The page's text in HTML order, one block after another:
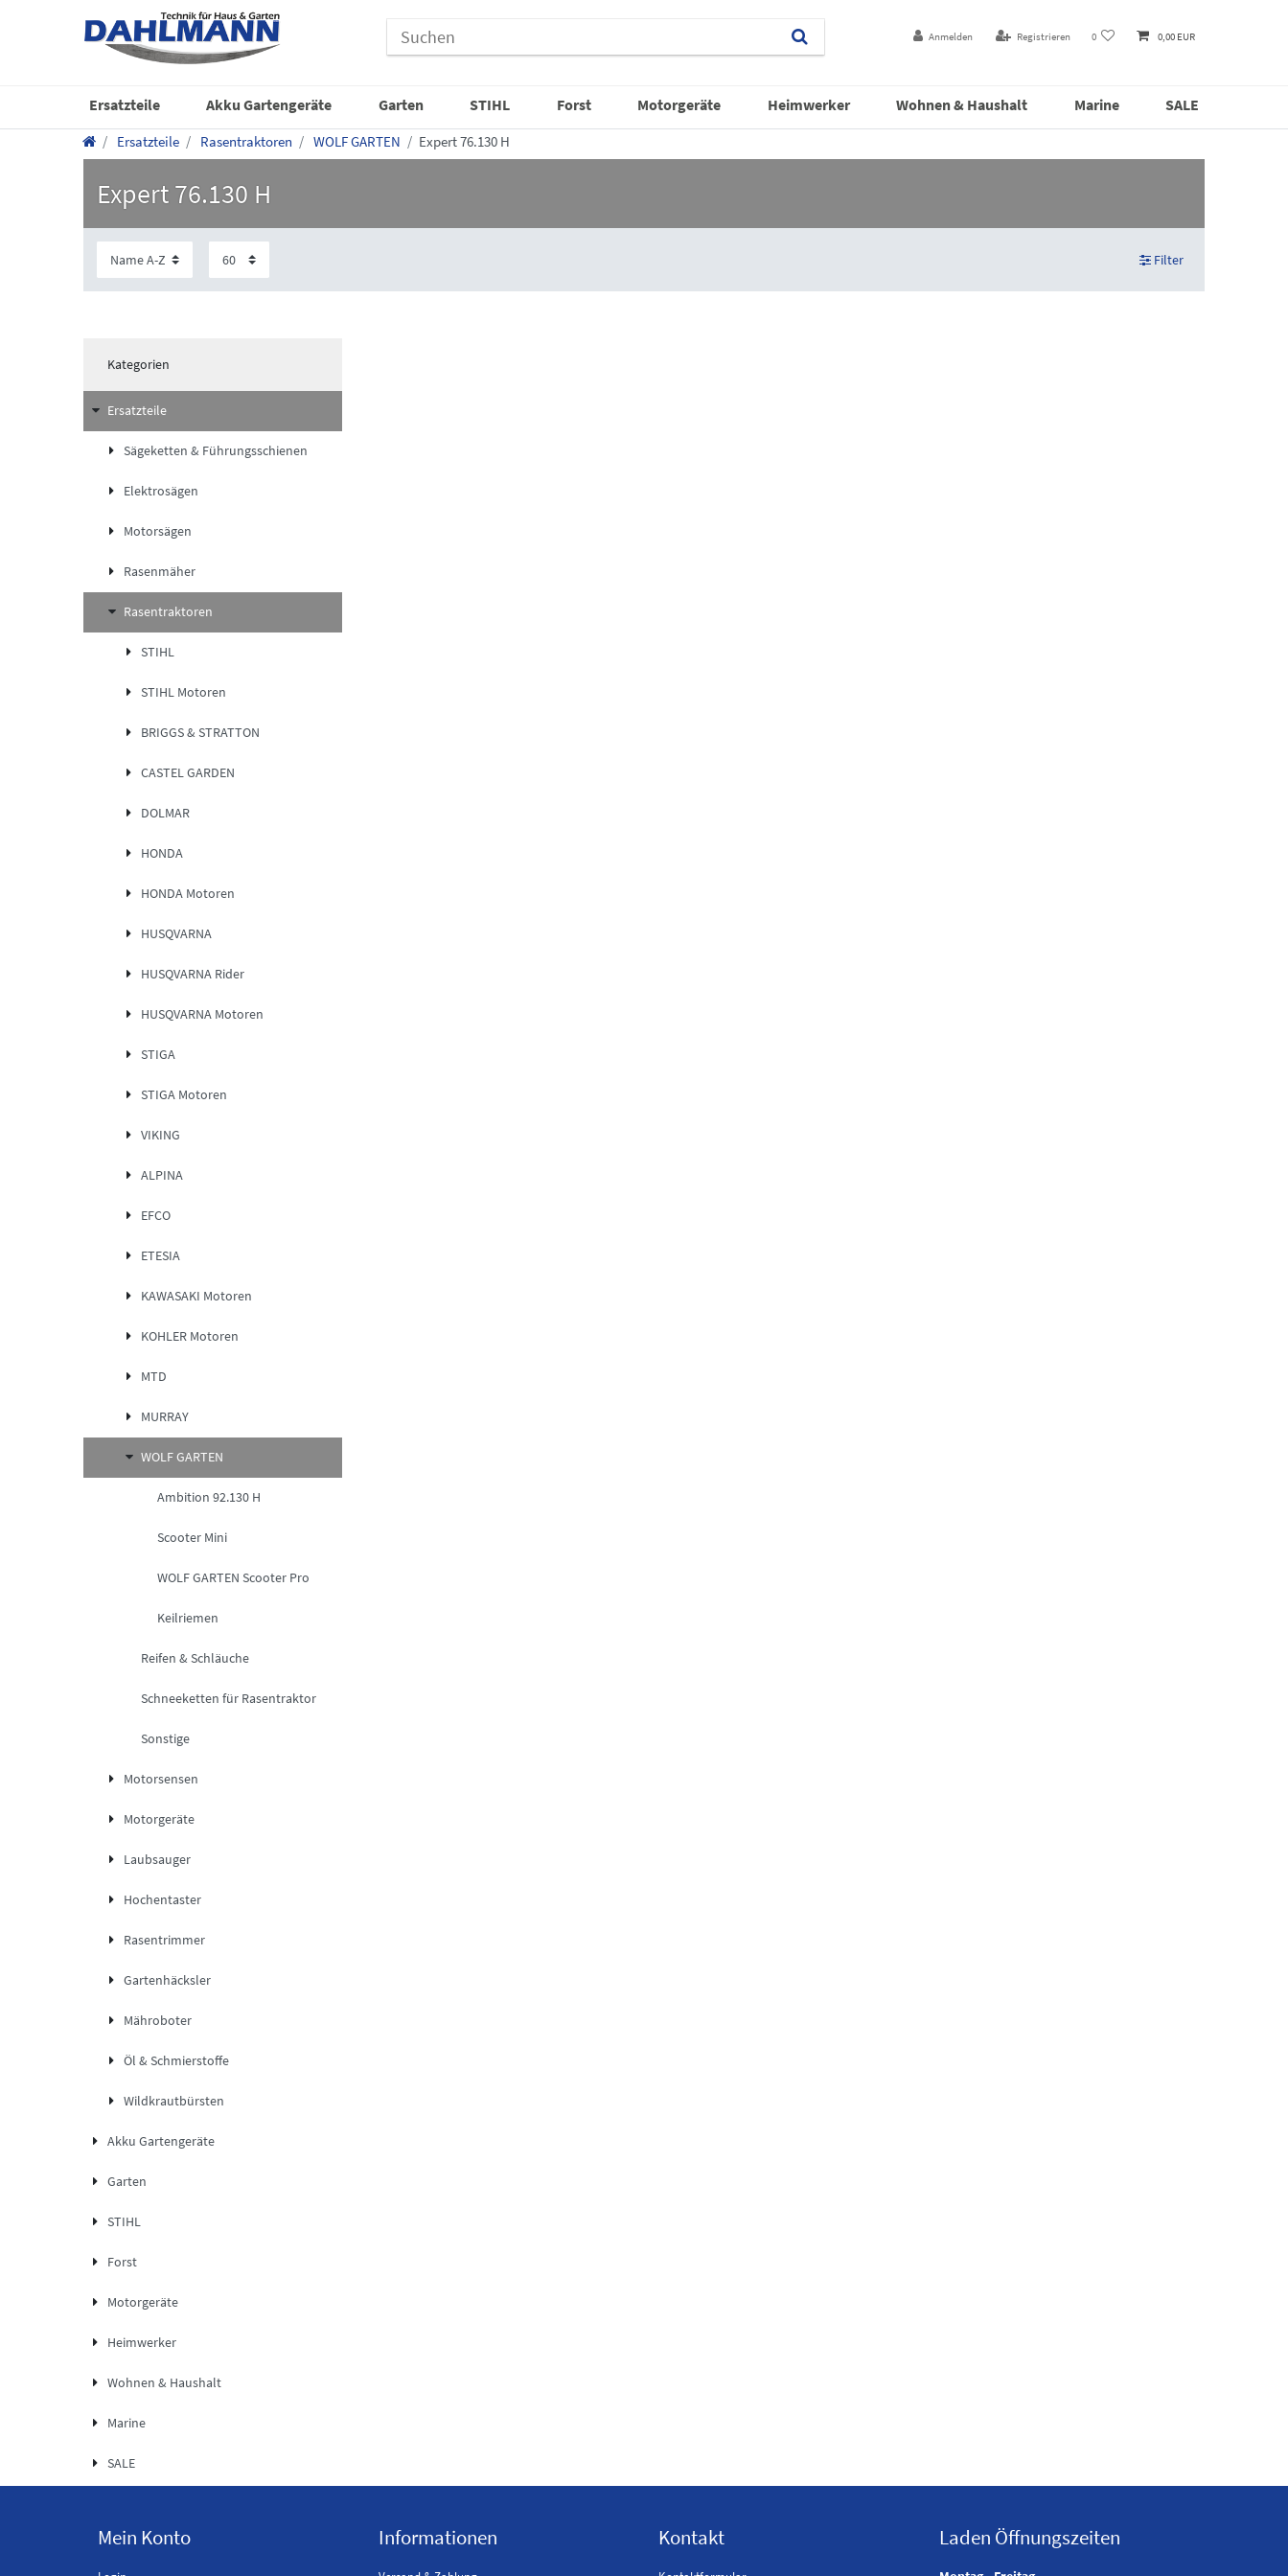
Anmelden Registrieren 0 0,00 EUR
Ersatzteile Akku Gartengeräte Garten STIHL Forst Motorgeräte Heimwerker Wohnen & Haushalt Marine SALE
Ersatzteile Rasentraktoren WOLF GARTEN Expert 76.130 H
Expert 76.130 H
Filter
Kategorien
Ersatzteile
Sägeketten & Führungsschienen
Elektrosägen
Motorsägen
Rasenmäher
Rasentraktoren
STIHL
STIHL Motoren
BRIGGS & STRATTON
CASTEL GARDEN
DOLMAR
HONDA
HONDA Motoren
HUSQVARNA
HUSQVARNA Rider
HUSQVARNA Motoren
STIGA
STIGA Motoren
VIKING
ALPINA
EFCO
ETESIA
KAWASAKI Motoren
KOHLER Motoren
MTD
MURRAY
WOLF GARTEN
Ambition 92.130 H
Scooter Mini
WOLF GARTEN Scooter Pro
Keilriemen
Reifen & Schläuche
Schneeketten für Rasentraktor
Sonstige
Motorsensen
Motorgeräte
Laubsauger
Hochentaster
Rasentrimmer
Gartenhäcksler
Mähroboter
Öl & Schmierstoffe
Wildkrautbürsten
Akku Gartengeräte
Garten
STIHL
Forst
Motorgeräte
Heimwerker
Wohnen & Haushalt
Marine
SALE
Mein Konto Informationen Kontakt Laden Öffnungszeiten